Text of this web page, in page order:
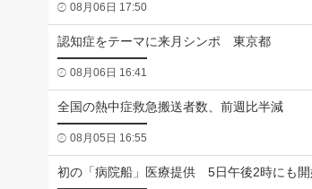
08月06日 17:50
認知症をテーマに来月シンポ 東京都
08月06日 16:41
全国の熱中症救急搬送者数、前週比半減
08月05日 16:55
初の「病院船」医療提供 5日午後2時にも